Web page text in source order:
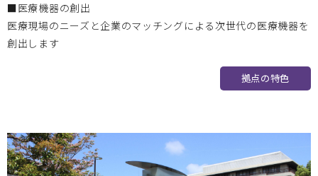
せ
北海道大学
2024年度 人材育成プログラムアドバンストコース開講のお
岡山大学 2024.12.24
■医療機器の創出
医療現場のニーズと企業のマッチングによる次世代の医療機器を
創出します
拠点の特色